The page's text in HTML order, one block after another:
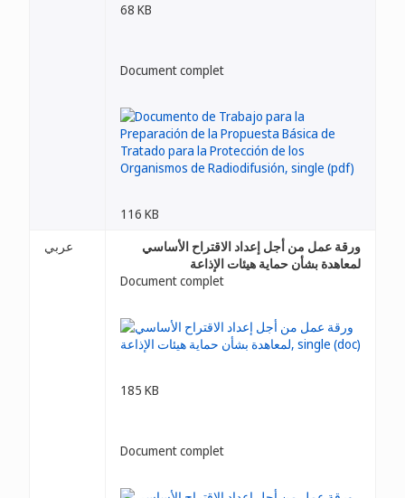
68 KB
Document complet
116 KB
عربي
ورقة عمل من أجل إعداد الاقتراح الأساسي
لمعاهدة بشأن حماية هيئات الإذاعة
Document complet
185 KB
Document complet